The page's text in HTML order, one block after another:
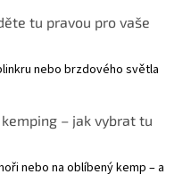
tu pravou pro vaše
nebo brzdového světla
– jak vybrat tu
nebo na oblíbený kemp – a